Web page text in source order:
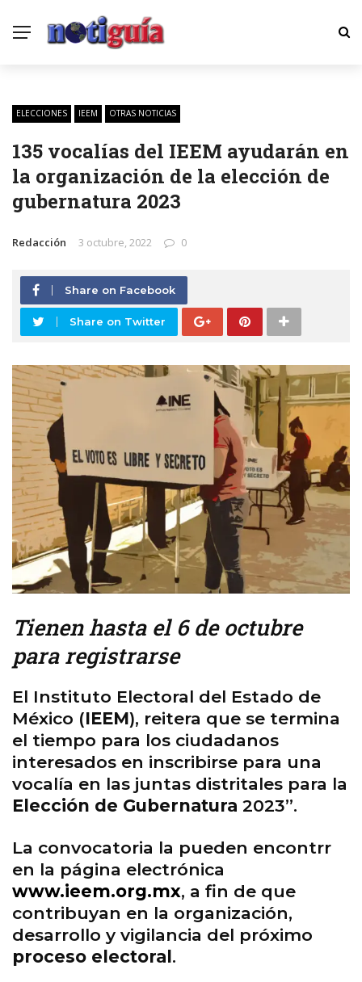
ELECCIONES IEEM OTRAS NOTICIAS
135 vocalías del IEEM ayudarán en
la organización de la elección de
gubernatura 2023
Redacción 3 octubre, 2022 0
Share on Facebook
Share on Twitter
Tienen hasta el 6 de octubre
para registrarse
El Instituto Electoral del Estado de
México (IEEM), reitera que se termina
el tiempo para los ciudadanos
interesados en inscribirse para una
vocalía en las juntas distritales para la
Elección de Gubernatura 2023”.
La convocatoria la pueden encontrr
en la página electrónica
www.ieem.org.mx, a fin de que
contribuyan en la organización,
desarrollo y vigilancia del próximo
proceso electoral.